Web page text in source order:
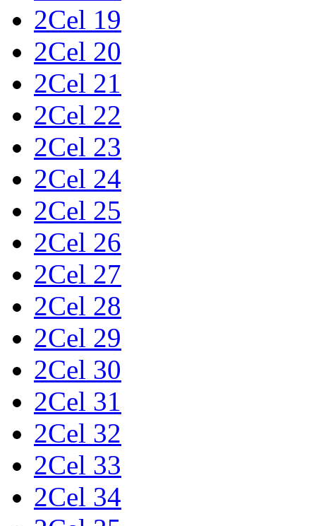
2Cel 19
2Cel 20
2Cel 21
2Cel 22
2Cel 23
2Cel 24
2Cel 25
2Cel 26
2Cel 27
2Cel 28
2Cel 29
2Cel 30
2Cel 31
2Cel 32
2Cel 33
2Cel 34